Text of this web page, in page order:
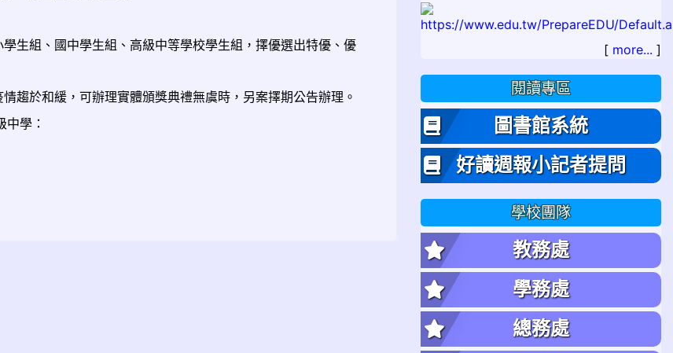
生組、國中學生組、高級中等學校學生組，擇優選出特優、優
趨於和緩，可辦理實體頒獎典禮無虞時，另案擇期公告辦理。
學：
[ more... ]
閱讀專區
圖書館系統
好讀週報小記者提問
學校團隊
教務處
學務處
總務處